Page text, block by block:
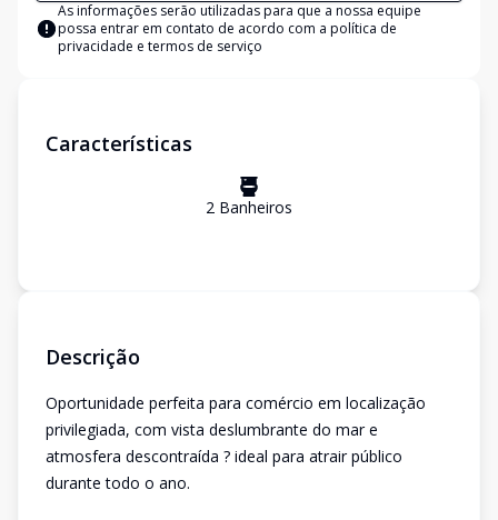
As informações serão utilizadas para que a nossa equipe
possa entrar em contato de acordo com a política de
privacidade e termos de serviço
Características
2 Banheiros
Descrição
Oportunidade perfeita para comércio em localização
privilegiada, com vista deslumbrante do mar e
atmosfera descontraída ? ideal para atrair público
durante todo o ano.